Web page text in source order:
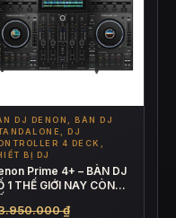
DJ DENON, BÀN DJ
DJ
4 DECK,
BỊ DJ
Prime 4+ – BÀN DJ
1 THẾ GIỚI NAY CÒN
₫Giá